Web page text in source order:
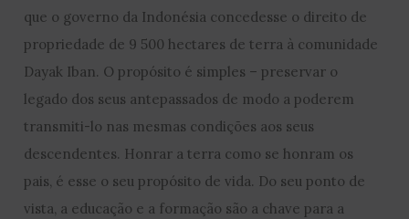
que o governo da Indonésia concedesse o direito de
propriedade de 9 500 hectares de terra à comunidade
Dayak Iban. O propósito é simples – preservar o
legado dos seus antepassados de modo a poderem
transmiti-lo nas mesmas condições aos seus
descendentes. Honrar a terra como se honram os
pais, é esse o seu propósito de vida. Do seu ponto de
vista, a educação e a formação são a chave para a